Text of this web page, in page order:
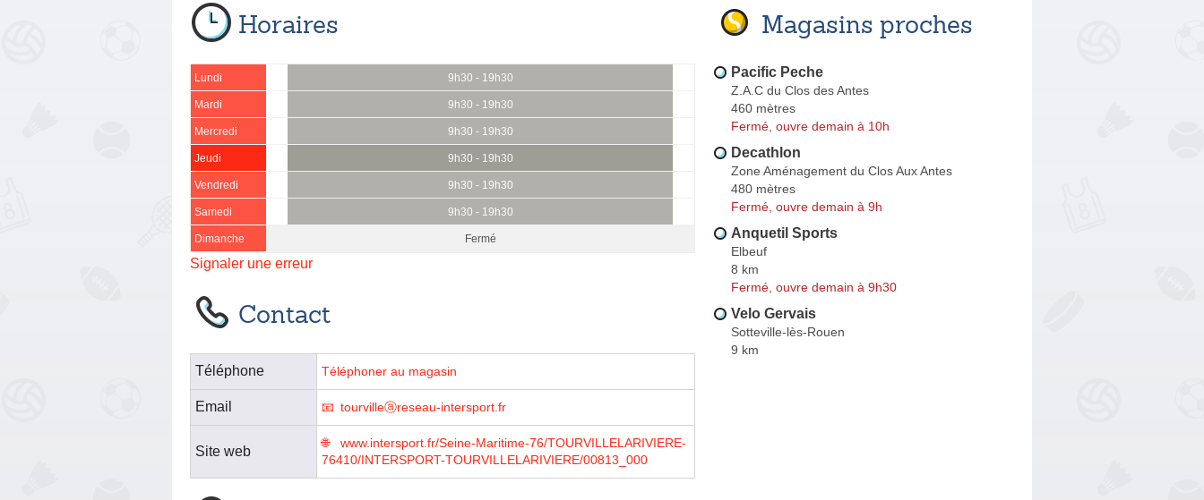
Horaires
Lundi 9h30 - 19h30
Mardi 9h30 - 19h30
Mercredi 9h30 - 19h30
Jeudi 9h30 - 19h30
Vendredi 9h30 - 19h30
Samedi 9h30 - 19h30
Dimanche Fermé
Signaler une erreur
Contact
Téléphone Téléphoner au magasin
Email tourvilleⓐreseau-intersport.fr
Site web
www.intersport.fr/Seine-Maritime-76/TOURVILLELARIVIERE-
76410/INTERSPORT-TOURVILLELARIVIERE/00813_000
Magasins proches
Pacific Peche
Z.A.C du Clos des Antes
460 mètres
Fermé, ouvre demain à 10h
Decathlon
Zone Aménagement du Clos Aux Antes
480 mètres
Fermé, ouvre demain à 9h
Anquetil Sports
Elbeuf
8 km
Fermé, ouvre demain à 9h30
Velo Gervais
Sotteville-lès-Rouen
9 km